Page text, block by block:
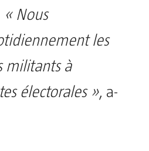
« Nous
les
militants à
électorales », a-